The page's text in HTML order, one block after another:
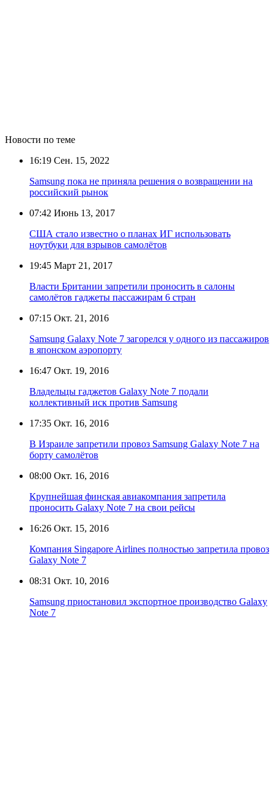
Новости по теме
16:19 Сен. 15, 2022
Samsung пока не приняла решения о возвращении на
российский рынок
07:42 Июнь 13, 2017
США стало известно о планах ИГ использовать
ноутбуки для взрывов самолётов
19:45 Март 21, 2017
Власти Британии запретили проносить в салоны
самолётов гаджеты пассажирам 6 стран
07:15 Окт. 21, 2016
Samsung Galaxy Note 7 загорелся у одного из пассажиров
в японском аэропорту
16:47 Окт. 19, 2016
Владельцы гаджетов Galaxy Note 7 подали
коллективный иск против Samsung
17:35 Окт. 16, 2016
В Израиле запретили провоз Samsung Galaxy Note 7 на
борту самолётов
08:00 Окт. 16, 2016
Крупнейшая финская авиакомпания запретила
проносить Galaxy Note 7 на свои рейсы
16:26 Окт. 15, 2016
Компания Singapore Airlines полностью запретила провоз
Galaxy Note 7
08:31 Окт. 10, 2016
Samsung приостановил экспортное производство Galaxy
Note 7